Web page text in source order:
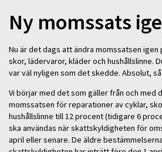
Ny momssats
Nu är det dags att ändra momssatsen igen
skor, lädervaror, kläder och hushållslinne.
var väl nyligen som det skedde. Absolut,
Vi börjar med det som gäller från och med
momssatsen för reparationer av cyklar,
hushållslinne till 12 procent (tidigare 6
ska användas när skattskyldigheten för
april eller senare. De äldre